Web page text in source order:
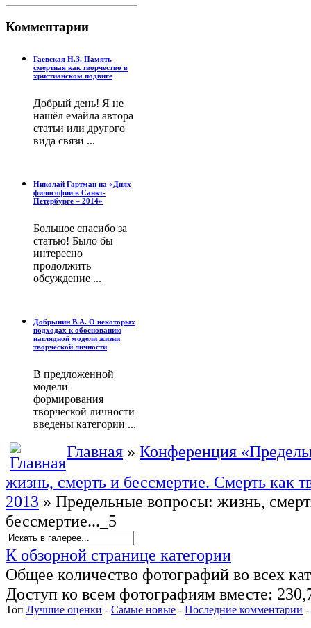
Комментарии
Гаевская Н.З. Память
смертная как творчество в
христианском подвиге
Добрый день! Я не
нашёл емайла автора
статьи или другого
вида связи ...
Николай Гартман на «Днях
философии в Санкт-
Петербурге – 2014»
Большое спасибо за
статью! Было бы
интересно
продолжить
обсуждение ...
Добрынин В.А. О некоторых
подходах к обоснованию
наглядной модели жизни
творческой личности
В предложенной
модели
формирования
творческой личности
введены категории ...
Главная » Конференция
жизнь, смерть и бессмертие. Смерть как
2013 » Предельные вопросы: жизнь,
бессмертие..._5
К обзорной странице категории
Общее количество фотографий во всех
Доступ ко всем фотографиям вместе:
Топ Лучшие оценки - Самые новые - Последние комментарии -